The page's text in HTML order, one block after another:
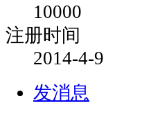
10000
注册时间
2014-4-9
发消息